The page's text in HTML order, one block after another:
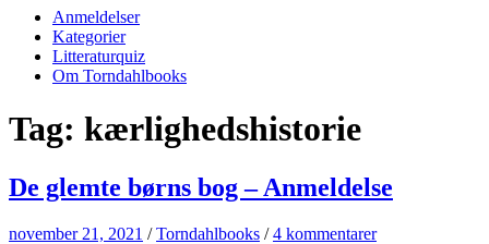
Anmeldelser
Kategorier
Litteraturquiz
Om Torndahlbooks
Tag: kærlighedshistorie
De glemte børns bog – Anmeldelse
november 21, 2021 /Torndahlbooks /4 kommentarer